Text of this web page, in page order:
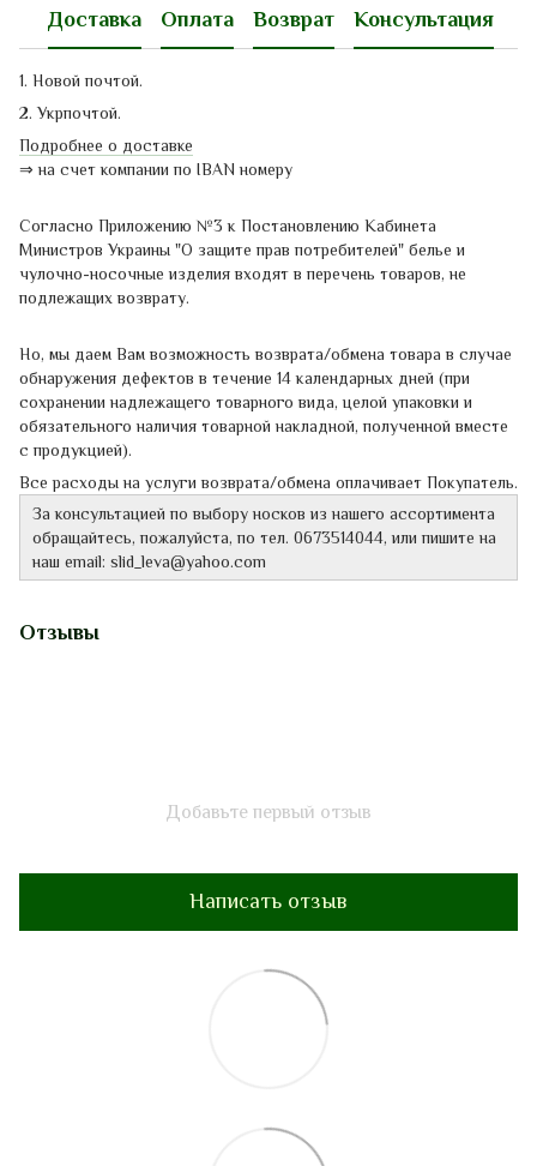
Доставка Оплата Возврат Консультация
1. Новой почтой.
2. Укрпочтой.
Подробнее о доставке
⇒на счет компании по IBAN номеру
Согласно Приложению №3 к Постановлению Кабинета
Министров Украины "О защите прав потребителей" белье и
чулочно-носочные изделия входят в перечень товаров, не
подлежащих возврату.
Но, мы даем Вам возможность возврата/обмена товара в случае
обнаружения дефектов в течение 14 календарных дней (при
сохранении надлежащего товарного вида, целой упаковки и
обязательного наличия товарной накладной, полученной вместе
с продукцией).
Все расходы на услуги возврата/обмена оплачивает Покупатель.
За консультацией по выбору носков из нашего ассортимента
обращайтесь, пожалуйста, по тел. 0673514044, или пишите на
наш email: slid_leva@yahoo.com
Отзывы
Добавьте первый отзыв
Написать отзыв